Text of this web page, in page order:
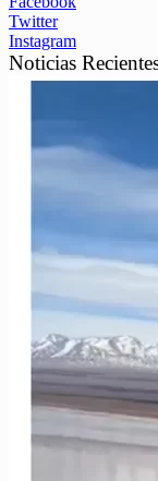
Twitter
Instagram
Noticias